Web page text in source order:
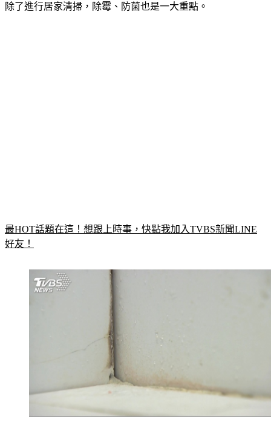
甚至精油容易揮發，把它變成液態化就容易保存。過年掃除，
最HOT話題在這！想跟上時事，快點我加入TVBS新聞LINE